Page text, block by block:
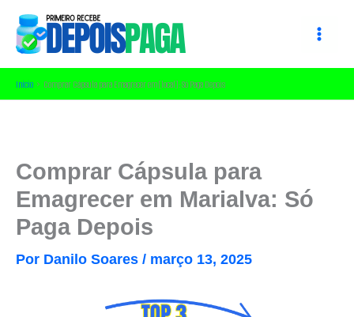
para
conteúdo
Início Comprar Cápsula para Emagrecer em [local]: Só Paga Depois
Comprar Cápsula para
Emagrecer em Marialva: Só
Paga Depois
Por Danilo Soares / março 13, 2025